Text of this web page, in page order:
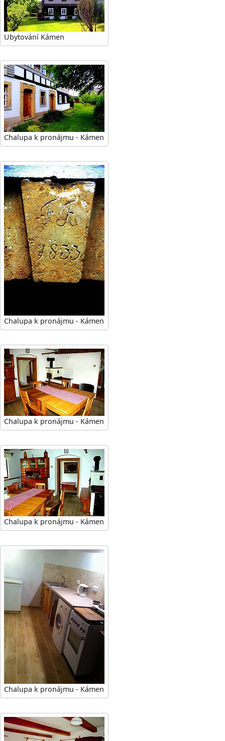
Ubytování Kámen
Chalupa k pronájmu - Kámen
Chalupa k pronájmu - Kámen
Chalupa k pronájmu - Kámen
Chalupa k pronájmu - Kámen
Chalupa k pronájmu - Kámen